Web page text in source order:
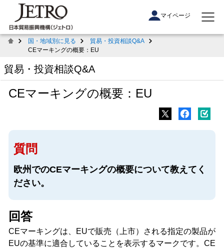
マイページ
国・地域別に見る
貿易・投資相談Q&A
CEマーキングの概要：EU
貿易・投資相談Q&A
CEマーキングの概要：EU
質問
欧州でのCEマーキングの概要について教えてく
ださい。
回答
CEマーキングは、EUで販売（上市）される指定の製品が
EUの基準に適合していることを表示するマークです。CE